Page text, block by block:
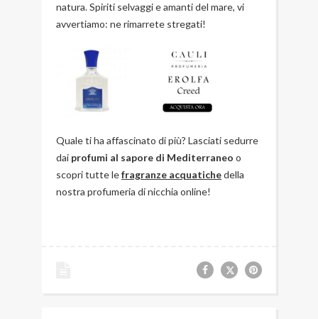
natura. Spiriti selvaggi e amanti del mare, vi
avvertiamo: ne rimarrete stregati!
Quale ti ha affascinato di più? Lasciati sedurre
dai profumi al sapore di Mediterraneo o
scopri tutte lefragranze acquatichedella
nostra profumeria di nicchia online!